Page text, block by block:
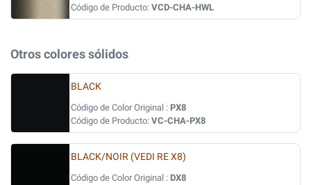
Código de Producto: VCD-CHA-HWL
Otros colores sólidos
BLACK
Código de Color Original : PX8
Código de Producto: VC-CHA-PX8
BLACK/NOIR (VEDI RE X8)
Código de Color Original : DX8